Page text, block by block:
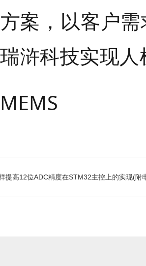
案，以客户
浒科技实现
提高12位ADC精度在STM32主控上的实现(附